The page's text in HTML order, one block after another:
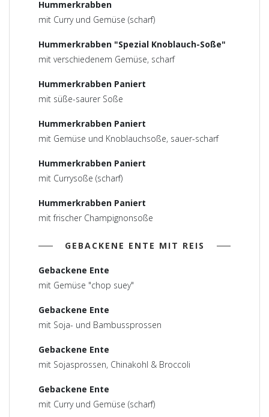
Hummerkrabben
mit Curry und Gemüse (scharf)
Hummerkrabben "Spezial Knoblauch-Soße"
mit verschiedenem Gemüse, scharf
Hummerkrabben Paniert
mit süße-saurer Soße
Hummerkrabben Paniert
mit Gemüse und Knoblauchsoße, sauer-scharf
Hummerkrabben Paniert
mit Currysoße (scharf)
Hummerkrabben Paniert
mit frischer Champignonsoße
GEBACKENE ENTE MIT REIS
Gebackene Ente
mit Gemüse "chop suey"
Gebackene Ente
mit Soja- und Bambussprossen
Gebackene Ente
mit Sojasprossen, Chinakohl & Broccoli
Gebackene Ente
mit Curry und Gemüse (scharf)